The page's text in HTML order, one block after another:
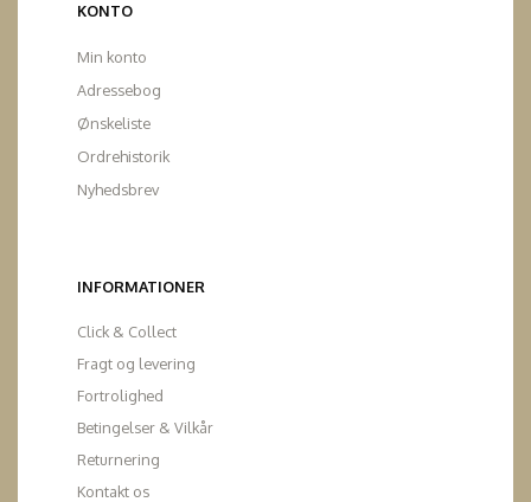
KONTO
Min konto
Adressebog
Ønskeliste
Ordrehistorik
Nyhedsbrev
INFORMATIONER
Click & Collect
Fragt og levering
Fortrolighed
Betingelser & Vilkår
Returnering
Kontakt os